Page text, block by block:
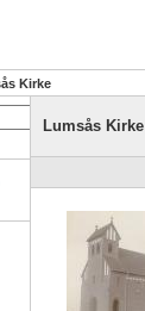
Kirke
Lumsås Kirke